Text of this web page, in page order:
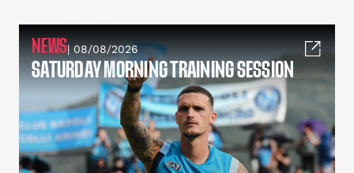
NEWS| 08/08/2026
SATURDAY MORNING TRAINING SESSION